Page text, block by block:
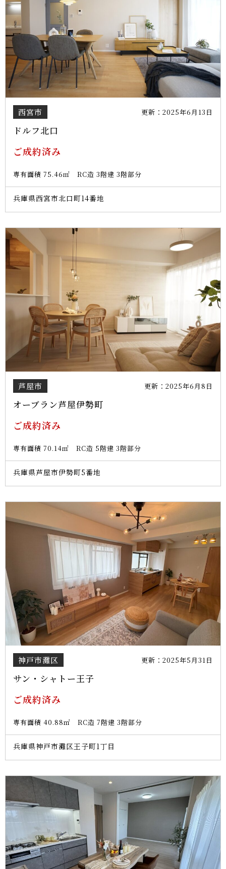
西宮市 更新：2025年6月13日
ドルフ北口
ご成約済み
専有面積 75.46㎡ RC造 3階建 3階部分
兵庫県西宮市北口町14番地
芦屋市 更新：2025年6月8日
オーブラン芦屋伊勢町
ご成約済み
専有面積 70.14㎡ RC造 5階建 3階部分
兵庫県芦屋市伊勢町5番地
神戸市灘区 更新：2025年5月31日
サン・シャトー王子
ご成約済み
専有面積 40.88㎡ RC造 7階建 3階部分
兵庫県神戸市灘区王子町1丁目